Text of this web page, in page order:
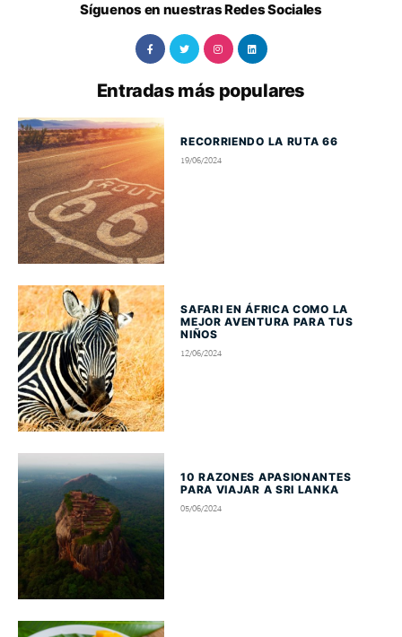
Síguenos en nuestras Redes Sociales
Entradas más populares
RECORRIENDO LA RUTA 66
19/06/2024
SAFARI EN ÁFRICA COMO LA
MEJOR AVENTURA PARA TUS
NIÑOS
12/06/2024
10 RAZONES APASIONANTES
PARA VIAJAR A SRI LANKA
05/06/2024